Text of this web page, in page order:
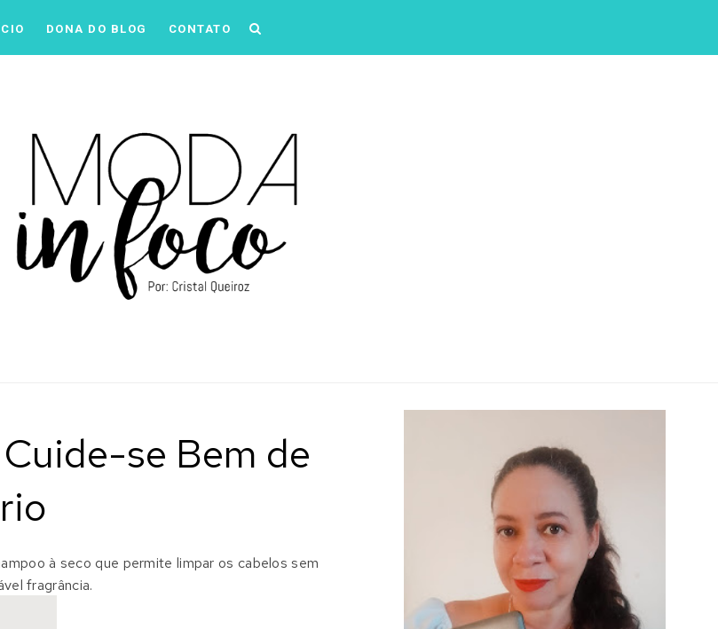
DONA DO BLOG CONTATO
se Bem de
à seco que permite limpar os cabelos sem
fragrância.